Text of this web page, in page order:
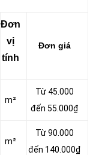
Đơn
vị
tính
Đơn giá
m²
Từ 45.000
đến 55.000₫
m²
Từ 90.000
đến 140.000₫